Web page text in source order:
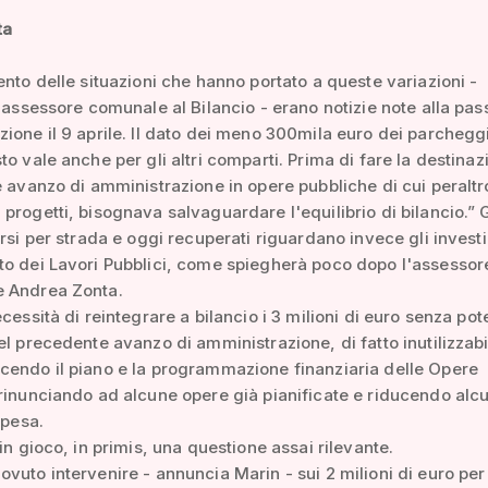
delle situazioni che hanno portato a queste variazioni -
comunale al Bilancio - erano notizie note alla
il 9 aprile. Il dato dei meno 300mila euro dei
vale anche per gli altri comparti. Prima di fare la
avanzo di amministrazione in opere pubbliche di cui
progetti, bisognava salvaguardare l'equilibrio di bilancio.”
per strada e oggi recuperati riguardano invece gli
dei Lavori Pubblici, come spiegherà poco dopo
Andrea Zonta.
di reintegrare a bilancio i 3 milioni di euro senza
precedente avanzo di amministrazione, di fatto
il piano e la programmazione finanziaria delle Opere
ad alcune opere già pianificate e riducendo
gioco, in primis, una questione assai rilevante.
intervenire - annuncia Marin - sui 2 milioni di euro per